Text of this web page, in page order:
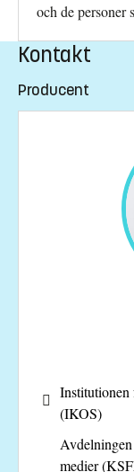
och de personer
Kontakt
Producent
Institutionen
(IKOS)
medier